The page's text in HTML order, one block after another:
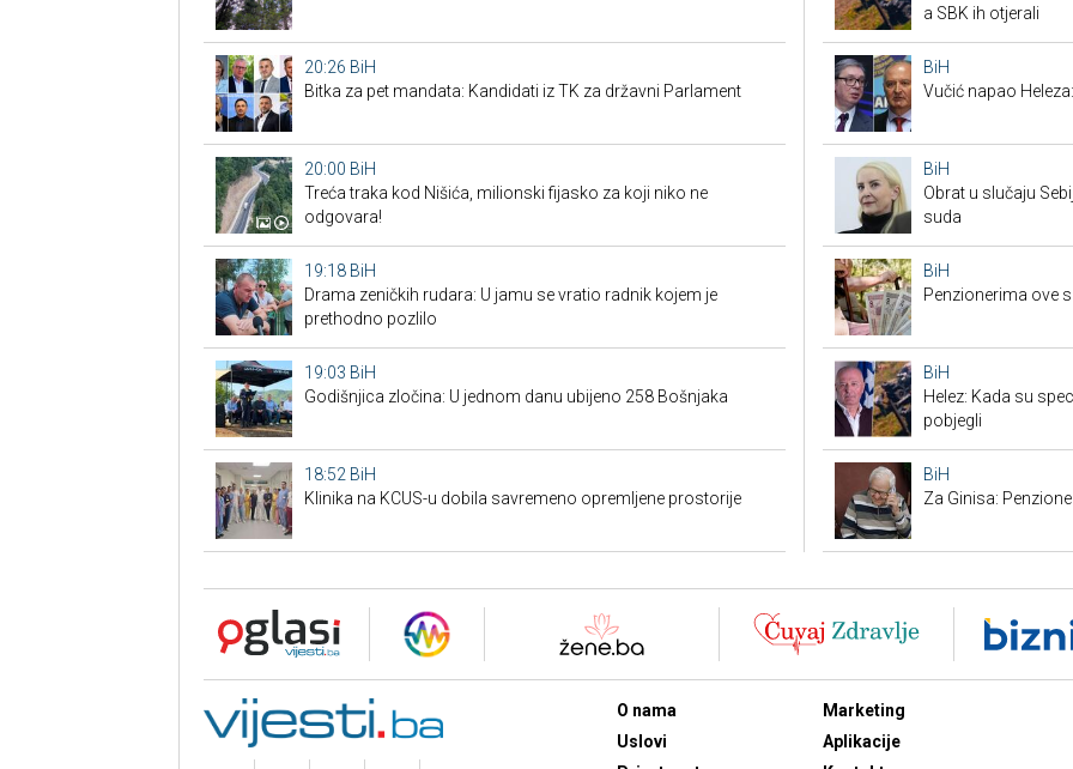
20:26 BiH
Bitka za pet mandata: Kandidati iz TK za državni Parlament
20:00 BiH
Treća traka kod Nišića, milionski fijasko za koji niko ne
odgovara!
19:18 BiH
Drama zeničkih rudara: U jamu se vratio radnik kojem je
prethodno pozlilo
19:03 BiH
Godišnjica zločina: U jednom danu ubijeno 258 Bošnjaka
18:52 BiH
Klinika na KCUS-u dobila savremeno opremljene prostorije
a SBK ih otjerali
BiH
Vučić napao
BiH
Obrat u slučaju
suda
BiH
Penzionerima ove
BiH
Helez: Kada su
pobjegli
BiH
Za Ginisa:
O nama
Uslovi
Marketing
Aplikacije